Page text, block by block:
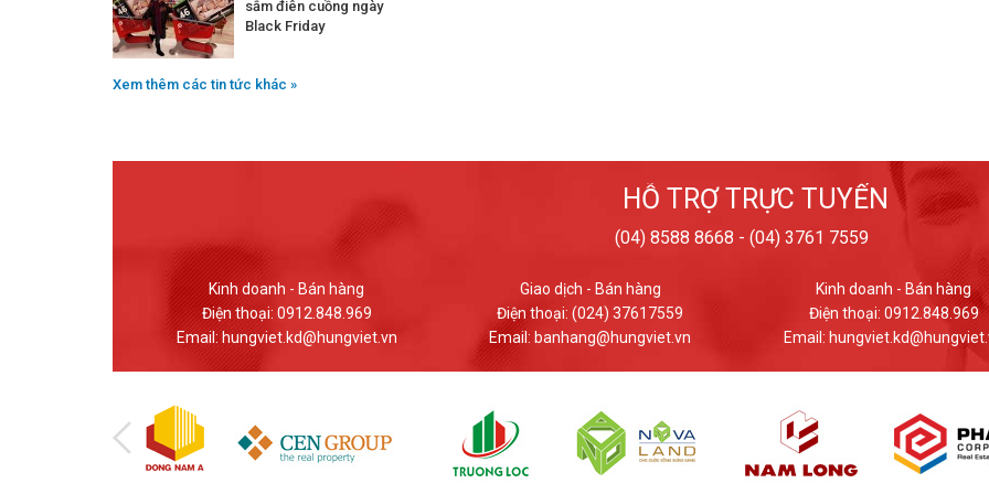
sắm điên cuồng ngày
Black Friday
Xem thêm các tin tức khác »
HỖ TRỢ TRỰC TUYẾN
(04) 8588 8668 - (04) 3761 7559
Giao dịch - Bán hàng
Điện thoại: (024) 37617559
Email: banhang@hungviet.vn
Kinh doanh - Bán hàng
Điện thoại: 0912.848.969
Email: hungviet.kd@hungviet.vn
Giao dịch - Bán hàng
Điện thoại: (024) 37617559
Email: